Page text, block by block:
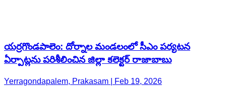
యర్రగొండపాలెం: దోర్నాల మండలంలో సీఎం పర్యటన
ఏర్పాట్లను పరిశీలించిన జిల్లా కలెక్టర్ రాజాబాబు
Yerragondapalem, Prakasam | Feb 19, 2026